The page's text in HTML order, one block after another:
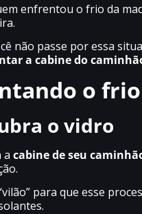
enfrentou o frio da
não passe por essa
a cabine do
o
o vidro
a cabine de seu
para que esse